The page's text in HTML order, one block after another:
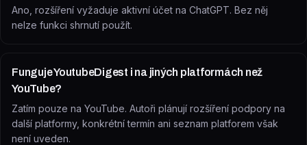
Ano, rozšíření vyžaduje aktivní účet na ChatGPT. Bez něj
nelze funkci shrnutí použít.
Funguje YoutubeDigest i na jiných platformách než
YouTube?
Zatím pouze na YouTube. Autoři plánují rozšíření podpory na
další platformy, konkrétní termín ani seznam platforem však
není uveden.